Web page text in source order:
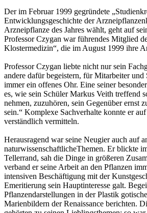
Der im Februar 1999 gegründete
Entwicklungsgeschichte der
Arzneipflanze des Jahres wählt, geht auf
Professor Czygan war führendes Mitglied
Klostermedizin“, die im August 1999 ihre
Professor Czygan liebte nicht nur sein
andere dafür begeistern, für Mitarbeiter und
immer ein offenes Ohr. Eine seiner
es, wie sein Schüler Markus Veith treffend
nehmen, zuzuhören, sein Gegenüber ernst
sein.“ Komplexe Sachverhalte konnte er
verständlich vermitteln.
Herausragend war seine Neugier auch auf
naturwissenschaftlicheThemen. Er blickte
Tellerrand, sah die Dinge in größeren
verband er seine Arbeit an den Pflanzen
intensiven Beschäftigung mit der
Emeritierung sein Hauptinteresse galt.
Pflanzendarstellungen in der Plastik
Marienbildern der Renaissance berichten.